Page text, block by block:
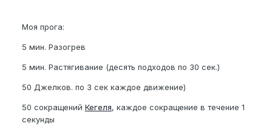
Моя прога:
5 мин. Разогрев
5 мин. Растягивание (десять подходов по 30 сек.)
50 Джелков. по 3 сек каждое движение)
50 сокращений Кегеля, каждое сокращение в течение 1
секунды